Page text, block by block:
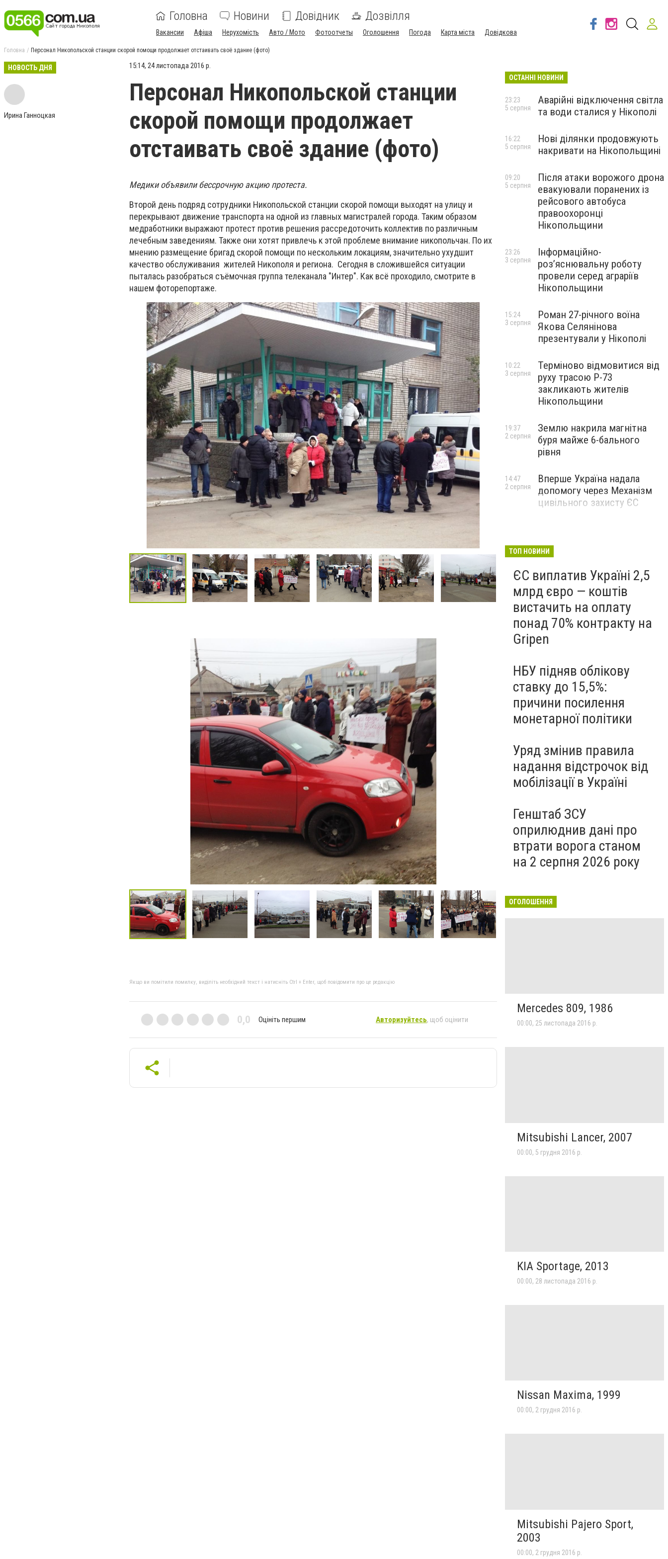
Головна Новини Довідник Дозвілля
Вакансии Афіша Нерухомість Авто / Мото Фотоотчеты Оголошення Погода Карта міста Довідкова
Головна Персонал Никопольской станции скорой помощи продолжает отстаивать своё здание (фото)
НОВОСТЬ ДНЯ
Ирина Ганноцкая
15:14, 24 листопада 2016 р.
Персонал Никопольской станции
скорой помощи продолжает
отстаивать своё здание (фото)
Медики объявили бессрочную акцию протеста.
Второй день подряд сотрудники Никопольской станции скорой помощи выходят на улицу и
перекрывают движение транспорта на одной из главных магистралей города. Таким образом
медработники выражают протест против решения рассредоточить коллектив по различным
лечебным заведениям. Также они хотят привлечь к этой проблеме внимание никопольчан. По их
мнению размещение бригад скорой помощи по нескольким локациям, значительно ухудшит
качество обслуживания жителей Никополя и региона. Сегодня в сложившейся ситуации
пыталась разобраться съёмочная группа телеканала "Интер". Как всё проходило, смотрите в
нашем фоторепортаже.
Якщо ви помітили помилку, виділіть необхідний текст і натисніть Ctrl + Enter, щоб повідомити про це редакцію
0,0 Оцініть першим Авторизуйтесь, щоб оцінити
ОСТАННІ НОВИНИ
Аварійні відключення світла
та води сталися у Нікополі
23:23
5 серпня
Нові ділянки продовжують
накривати на Нікопольщині
16:22
5 серпня
Після атаки ворожого дрона
евакуювали поранених із
рейсового автобуса
правоохоронці
Нікопольщини
09:20
5 серпня
Інформаційно-
роз’яснювальну роботу
провели серед аграріїв
Нікопольщини
23:26
3 серпня
Роман 27-річного воїна
Якова Селянінова
презентували у Нікополі
15:24
3 серпня
Терміново відмовитися від
руху трасою Р-73
закликають жителів
Нікопольщини
10:22
3 серпня
Землю накрила магнітна
буря майже 6-бального
рівня
19:37
2 серпня
Вперше Україна надала
допомогу через Механізм
цивільного захисту ЄС
14:47
2 серпня
ТОП НОВИНИ
ЄС виплатив Україні 2,5
млрд євро — коштів
вистачить на оплату
понад 70% контракту на
Gripen
НБУ підняв облікову
ставку до 15,5%:
причини посилення
монетарної політики
Уряд змінив правила
надання відстрочок від
мобілізації в Україні
Генштаб ЗСУ
оприлюднив дані про
втрати ворога станом
на 2 серпня 2026 року
ОГОЛОШЕННЯ
Mercedes 809, 1986
00:00, 25 листопада 2016 р.
Mitsubishi Lancer, 2007
00:00, 5 грудня 2016 р.
KIA Sportage, 2013
00:00, 28 листопада 2016 р.
Nissan Maxima, 1999
00:00, 2 грудня 2016 р.
Mitsubishi Pajero Sport,
2003
00:00, 2 грудня 2016 р.